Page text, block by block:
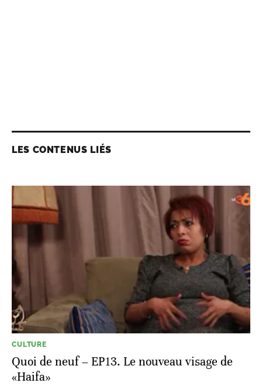
LES CONTENUS LIÉS
CULTURE
Quoi de neuf – EP13. Le nouveau visage de
«Haifa»